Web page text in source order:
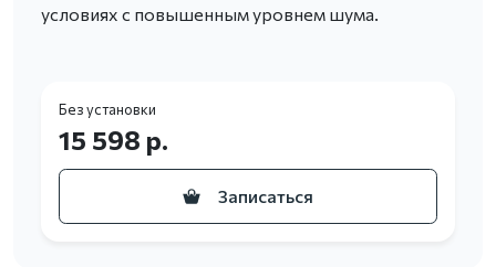
условиях с повышенным уровнем шума.
Без установки
15 598 р.
Записаться